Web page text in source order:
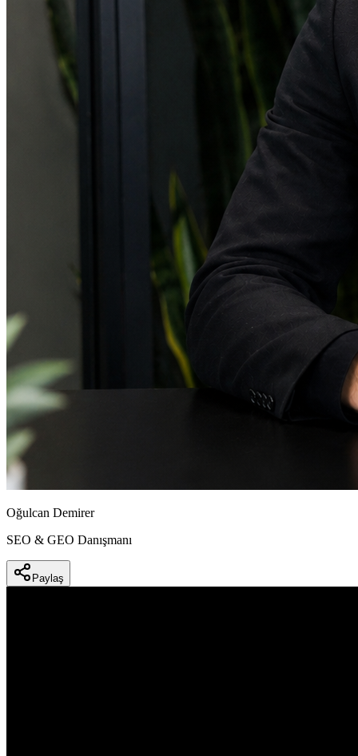
Oğulcan Demirer
SEO & GEO Danışmanı
Paylaş